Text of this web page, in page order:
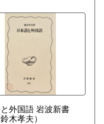
外国語 岩波新書
鈴木孝夫）